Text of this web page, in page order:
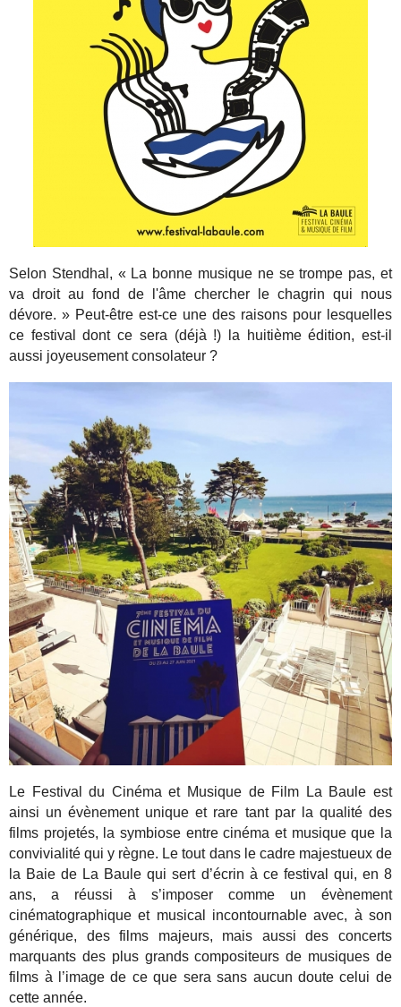
Selon Stendhal, « La bonne musique ne se trompe pas, et
va droit au fond de l'âme chercher le chagrin qui nous
dévore. » Peut-être est-ce une des raisons pour lesquelles
ce festival dont ce sera (déjà !) la huitième édition, est-il
aussi joyeusement consolateur ?
Le Festival du Cinéma et Musique de Film La Baule est
ainsi un évènement unique et rare tant par la qualité des
films projetés, la symbiose entre cinéma et musique que la
convivialité qui y règne. Le tout dans le cadre majestueux de
la Baie de La Baule qui sert d’écrin à ce festival qui, en 8
ans, a réussi à s’imposer comme un évènement
cinématographique et musical incontournable avec, à son
générique, des films majeurs, mais aussi des concerts
marquants des plus grands compositeurs de musiques de
films à l’image de ce que sera sans aucun doute celui de
cette année.